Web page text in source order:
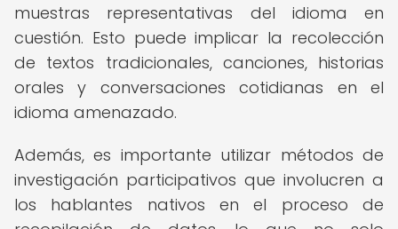
muestras representativas del idioma en
cuestión. Esto puede implicar la recolección
de textos tradicionales, canciones, historias
orales y conversaciones cotidianas en el
idioma amenazado.
Además, es importante utilizar métodos de
investigación participativos que involucren a
los hablantes nativos en el proceso de